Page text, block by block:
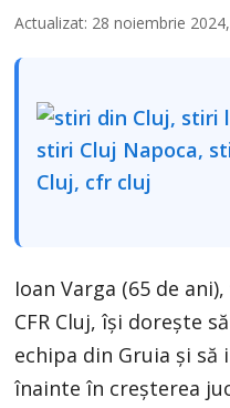
Actualizat: 28 noiembrie
Ioan Varga (65 de
CFR Cluj, își dorește
echipa din Gruia și să
înainte în creșterea